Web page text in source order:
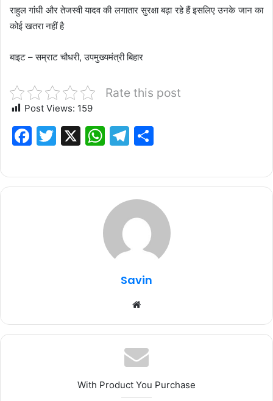
राहुल गांधी और तेजस्वी यादव की लगातार सुरक्षा बढ़ा रहे हैं इसलिए उनके जान का
कोई खतरा नहीं है
बाइट – सम्राट चौधरी, उपमुख्यमंत्री बिहार
Rate this post
Post Views: 159
F
c
e
T
it
te
X
W
at
s
A
p
T
e
g
ra
ar
e
Savin
With Product You Purchase